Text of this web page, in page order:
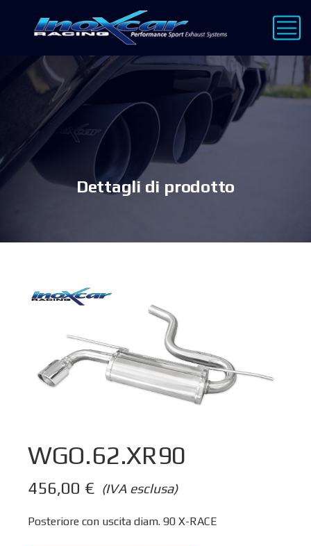
Dettagli di prodotto
WGO.62.XR90
(IVA esclusa)
456,00 €
Posteriore con uscita diam. 90 X-RACE